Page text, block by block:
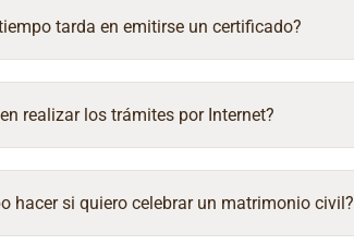
tarda en emitirse un certificado?
realizar los trámites por Internet?
hacer si quiero celebrar un matrimonio civil?